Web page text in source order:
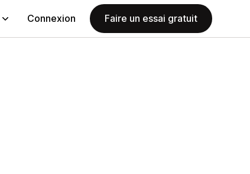
Connexion Faire un essai gratuit